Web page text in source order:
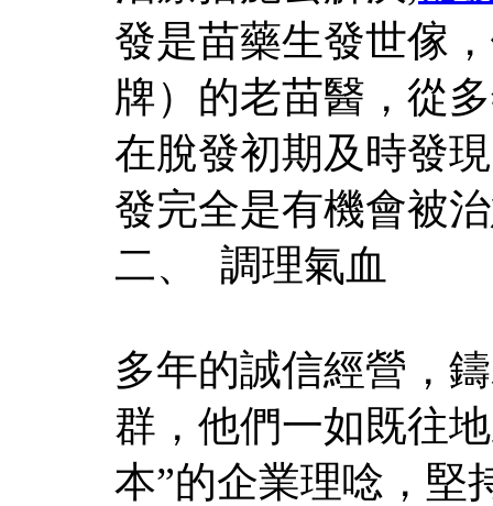
發是苗藥生發世傢
牌）的老苗醫，從
在脫發初期及時發
發完全是有機會被
二、 調理氣血
多年的誠信經營，
群，他們一如既往
本”的企業理唸，堅